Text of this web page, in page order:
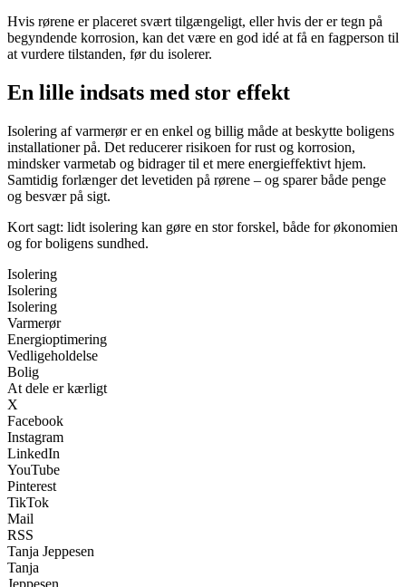
Hvis rørene er placeret svært tilgængeligt, eller hvis der er tegn på
begyndende korrosion, kan det være en god idé at få en fagperson til
at vurdere tilstanden, før du isolerer.
En lille indsats med stor effekt
Isolering af varmerør er en enkel og billig måde at beskytte boligens
installationer på. Det reducerer risikoen for rust og korrosion,
mindsker varmetab og bidrager til et mere energieffektivt hjem.
Samtidig forlænger det levetiden på rørene – og sparer både penge
og besvær på sigt.
Kort sagt: lidt isolering kan gøre en stor forskel, både for økonomien
og for boligens sundhed.
Isolering
Isolering
Isolering
Varmerør
Energioptimering
Vedligeholdelse
Bolig
At dele er kærligt
X
Facebook
Instagram
LinkedIn
YouTube
Pinterest
TikTok
Mail
RSS
Tanja Jeppesen
Tanja